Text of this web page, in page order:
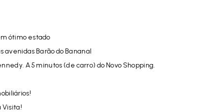
ótimo estado
avenidas Barão do Bananal
A 5 minutos (de carro) do Novo Shopping.
Visita!